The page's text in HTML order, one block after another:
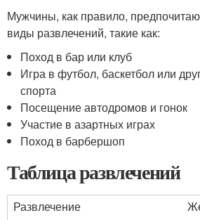
Мужчины, как правило,
виды развлечений, такие как:
Поход в бар или клуб
Игра в футбол, баскетбол или
спорта
Посещение автодромов и гонок
Участие в азартных играх
Поход в барбершоп
Таблица развлечений
Развлечение